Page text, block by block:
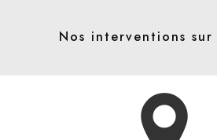
Nos interventions sur